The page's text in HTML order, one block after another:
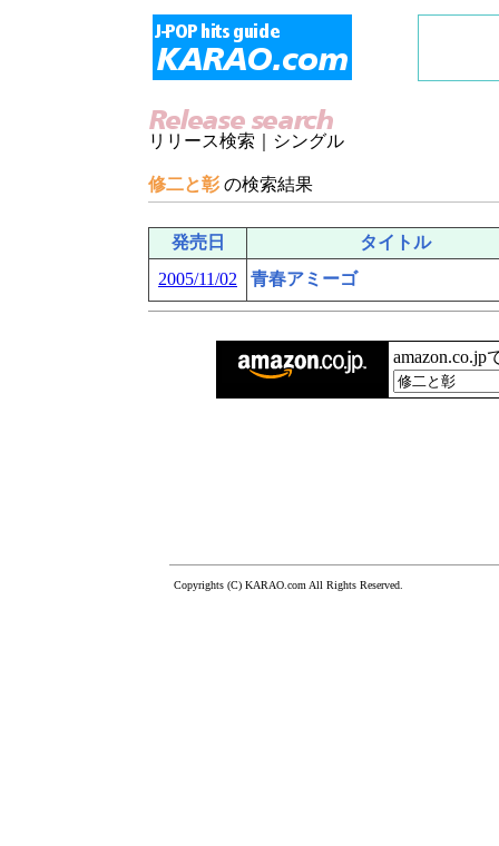
リリース検索｜シングル
修二と彰 の検索結果
発売日
タイトル
2005/11/02
青春アミーゴ
amazon.co.jp
Copyrights (C) KARAO.com All Rights Reserved.